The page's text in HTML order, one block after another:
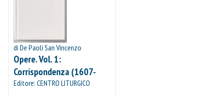
di De Paoli San Vincenzo
Opere. Vol. 1:
Corrispondenza (1607-
1639)
Editore: CENTRO LITURGICO